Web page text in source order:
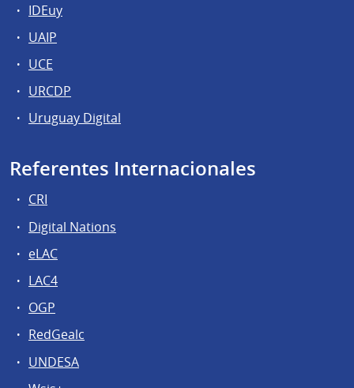
IDEuy
UAIP
UCE
URCDP
Uruguay Digital
Referentes Internacionales
CRI
Digital Nations
eLAC
LAC4
OGP
RedGealc
UNDESA